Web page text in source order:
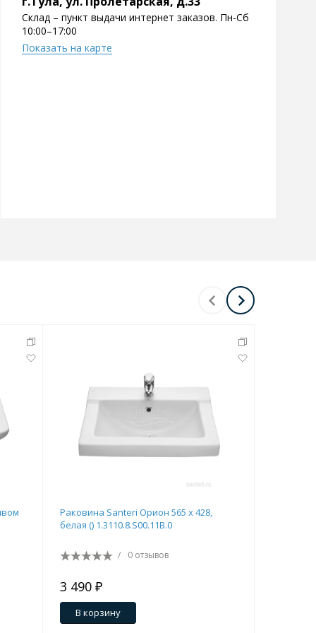
Склад – пункт выдачи интернет заказов. Пн-Сб
10:00–17:00
Показать на карте
Раковина Santeri Орион 565 х 428,
белая () 1.3110.8.S00.11B.0
/ 0 отзывов
3 490 ₽
В корзину